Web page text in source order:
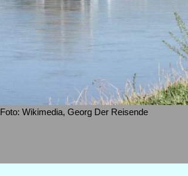
Foto: Wikimedia, Georg Der Reisende